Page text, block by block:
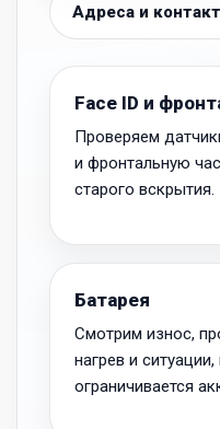
Адреса и
Face ID и
Проверяем
и фронтальную
старого вскрытия.
Батарея
Смотрим износ,
нагрев и
ограничивается